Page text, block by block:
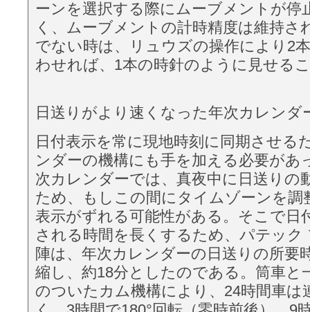
ーンを選択する際にムーブメントが停
く、ムーブメントの計時精度は維持さ
でない時は、リュウズの操作により2
わせれば、1本の時針のように見せる
日送りがより速くなった年次カレンダ
日付表示を常に現地時刻に同期させる
ンダーの機構にも手を加える必要があ
次カレンダーでは、真夜中に日送りの
ため、もしこの間にタイムゾーンを調
表示がずれる可能性がある。そこで日
される時間を長くするため、パテック
陣は、年次カレンダーの日送りの所要
縮し、約18分としたのである。筒車と
のついたカム機構により、24時間車は